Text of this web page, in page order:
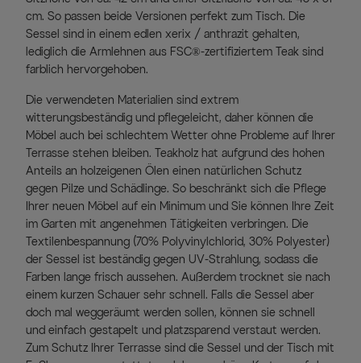
cm. So passen beide Versionen perfekt zum Tisch. Die
Sessel sind in einem edlen xerix / anthrazit gehalten,
lediglich die Armlehnen aus FSC®-zertifiziertem Teak sind
farblich hervorgehoben.
Die verwendeten Materialien sind extrem
witterungsbeständig und pflegeleicht, daher können die
Möbel auch bei schlechtem Wetter ohne Probleme auf Ihrer
Terrasse stehen bleiben. Teakholz hat aufgrund des hohen
Anteils an holzeigenen Ölen einen natürlichen Schutz
gegen Pilze und Schädlinge. So beschränkt sich die Pflege
Ihrer neuen Möbel auf ein Minimum und Sie können Ihre Zeit
im Garten mit angenehmen Tätigkeiten verbringen. Die
Textilenbespannung (70% Polyvinylchlorid, 30% Polyester)
der Sessel ist beständig gegen UV-Strahlung, sodass die
Farben lange frisch aussehen. Außerdem trocknet sie nach
einem kurzen Schauer sehr schnell. Falls die Sessel aber
doch mal weggeräumt werden sollen, können sie schnell
und einfach gestapelt und platzsparend verstaut werden.
Zum Schutz Ihrer Terrasse sind die Sessel und der Tisch mit